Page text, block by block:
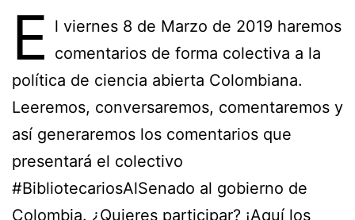
E l viernes 8 de Marzo de 2019 haremos
comentarios de forma colectiva a la
política de ciencia abierta Colombiana.
Leeremos, conversaremos, comentaremos y
así generaremos los comentarios que
presentará el colectivo
#BibliotecariosAlSenado al gobierno de
Colombia. ¿Quieres participar? ¡Aquí los